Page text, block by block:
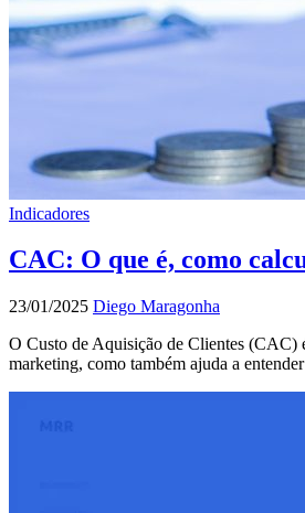
Indicadores
CAC: O que é, como
23/01/2025 Diego Maragonha
O Custo de Aquisição de Clientes (CAC)
marketing, como também ajuda a